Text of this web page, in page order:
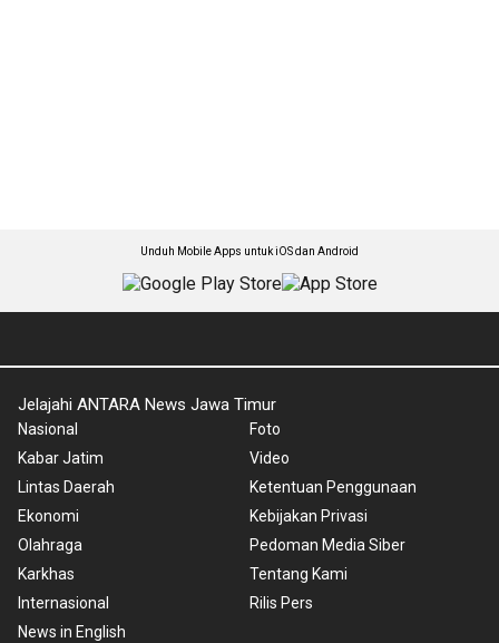
Unduh Mobile Apps untuk iOS dan Android
Jelajahi ANTARA News Jawa Timur
Nasional
Kabar Jatim
Lintas Daerah
Ekonomi
Olahraga
Karkhas
Internasional
News in English
Foto
Video
Ketentuan Penggunaan
Kebijakan Privasi
Pedoman Media Siber
Tentang Kami
Rilis Pers